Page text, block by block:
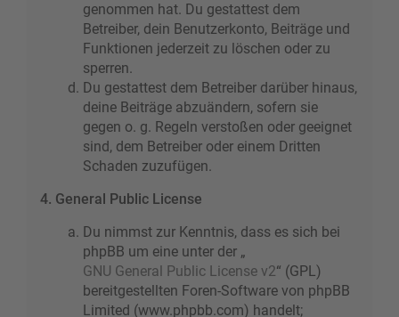
genommen hat. Du gestattest dem
Betreiber, dein Benutzerkonto, Beiträge und
Funktionen jederzeit zu löschen oder zu
sperren.
Du gestattest dem Betreiber darüber hinaus,
deine Beiträge abzuändern, sofern sie
gegen o. g. Regeln verstoßen oder geeignet
sind, dem Betreiber oder einem Dritten
Schaden zuzufügen.
4. General Public License
Du nimmst zur Kenntnis, dass es sich bei
phpBB um eine unter der „
GNU General Public License v2“ (GPL)
bereitgestellten Foren-Software von phpBB
Limited (www.phpbb.com) handelt;